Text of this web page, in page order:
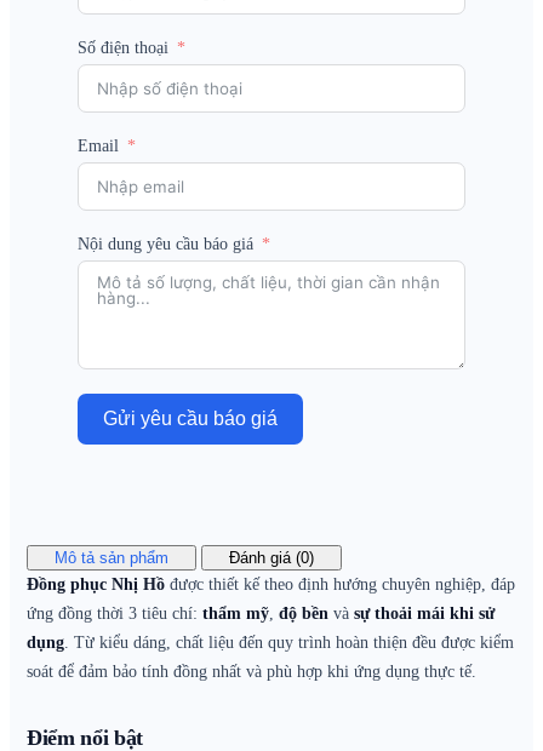
Số điện thoại
Email
Nội dung yêu cầu báo giá
Gửi yêu cầu báo giá
Mô tả sản phẩm
Đánh giá (0)
Đồng phục Nhị Hồ được thiết kế theo định hướng chuyên nghiệp, đáp
ứng đồng thời 3 tiêu chí: thẩm mỹ, độ bền và sự thoải mái khi sử
dụng. Từ kiểu dáng, chất liệu đến quy trình hoàn thiện đều được kiểm
soát để đảm bảo tính đồng nhất và phù hợp khi ứng dụng thực tế.
Điểm nổi bật